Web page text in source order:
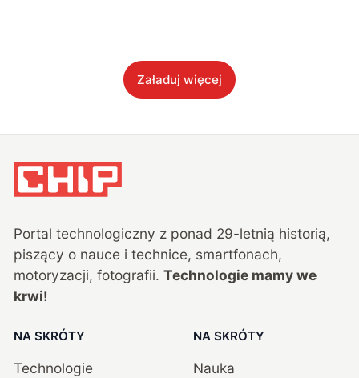
Załaduj więcej
Portal technologiczny z ponad 29-letnią historią,
piszący o nauce i technice, smartfonach,
motoryzacji, fotografii. Technologie mamy we
krwi!
NA SKRÓTY
Technologie
NA SKRÓTY
Nauka